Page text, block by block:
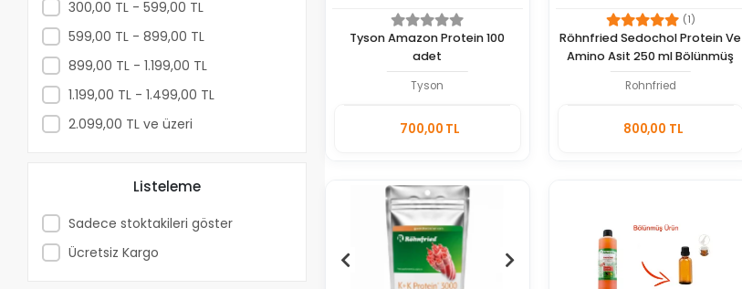
300,00 TL - 599,00 TL
599,00 TL - 899,00 TL
899,00 TL - 1.199,00 TL
1.199,00 TL - 1.499,00 TL
2.099,00 TL ve üzeri
Listeleme
Sadece stoktakileri göster
Ücretsiz Kargo
Tyson Amazon Protein 100
adet
Tyson
700,00 TL
(1)
Röhnfried Sedochol Protein Ve
Amino Asit 250 ml Bölünmüş
Rohnfried
800,00 TL